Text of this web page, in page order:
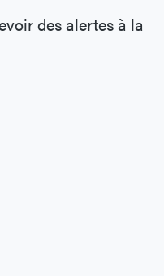
des alertes à la